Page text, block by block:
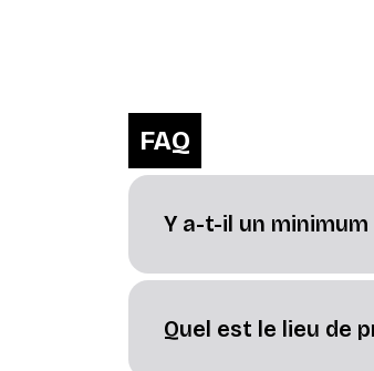
FAQ
Y a-t-il un
Quel est le lieu de